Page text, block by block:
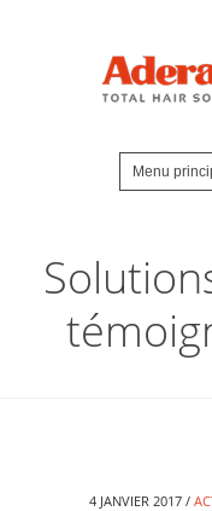
4 JANVIER 2017 /